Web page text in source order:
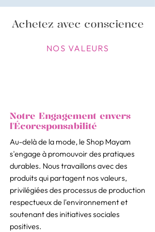
Achetez avec conscience
NOS VALEURS
Notre Engagement envers
l'Écoresponsabilité
Au-delà de la mode, le Shop Mayam
s'engage à promouvoir des pratiques
durables. Nous travaillons avec des
produits qui partagent nos valeurs,
privilégiées des processus de production
respectueux de l'environnement et
soutenant des initiatives sociales
positives.